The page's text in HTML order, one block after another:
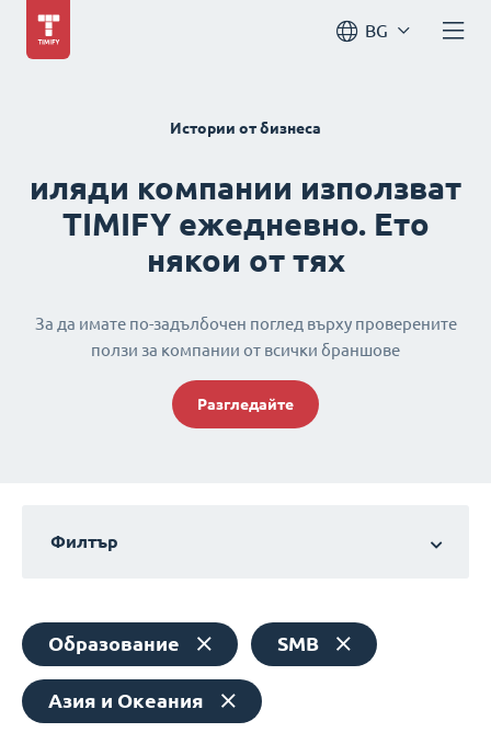
BG
Истории от бизнеса
иляди компании използват
TIMIFY ежедневно. Ето
някои от тях
За да имате по-задълбочен поглед върху проверените
ползи за компании от всички браншове
Разгледайте
Филтър
Образование SMB
Азия и Океания